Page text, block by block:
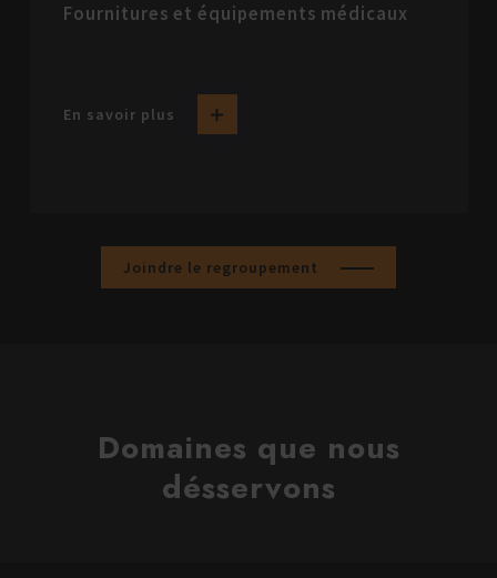
Fournitures et équipements médicaux
En savoir plus
Joindre le regroupement
Domaines que nous
désservons